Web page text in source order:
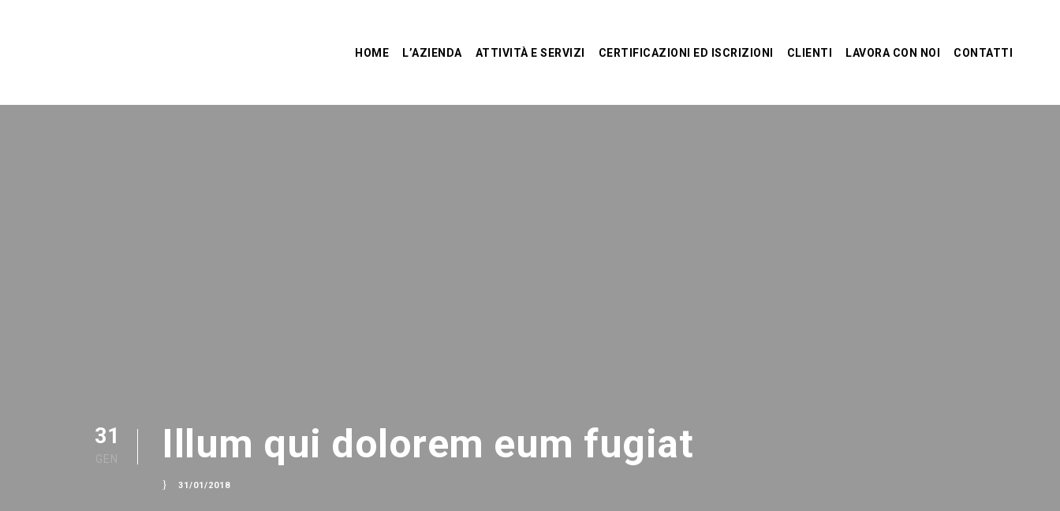
HOME L’AZIENDA ATTIVITÀ E SERVIZI CERTIFICAZIONI ED ISCRIZIONI CLIENTI LAVORA CON NOI CONTATTI
31
GEN Illum qui dolorem eum fugiat
31/01/2018